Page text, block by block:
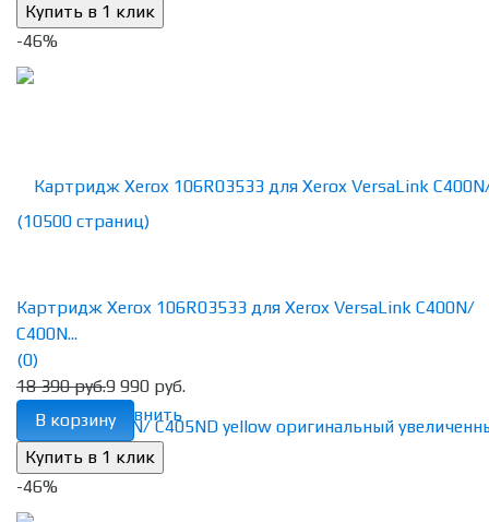
-46%
избранное сравнить
Картридж Xerox 106R03533 для Xerox VersaLink C400N/
C400N...
(0)
18 390 руб.9 990 руб.
В корзину
-46%